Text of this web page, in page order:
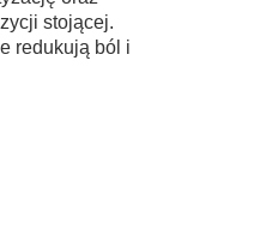
stojącej.
redukują ból i